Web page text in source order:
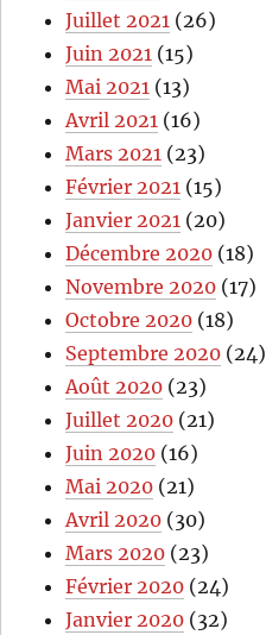
Juillet 2021 (26)
Juin 2021 (15)
Mai 2021 (13)
Avril 2021 (16)
Mars 2021 (23)
Février 2021 (15)
Janvier 2021 (20)
Décembre 2020 (18)
Novembre 2020 (17)
Octobre 2020 (18)
Septembre 2020 (24)
Août 2020 (23)
Juillet 2020 (21)
Juin 2020 (16)
Mai 2020 (21)
Avril 2020 (30)
Mars 2020 (23)
Février 2020 (24)
Janvier 2020 (32)